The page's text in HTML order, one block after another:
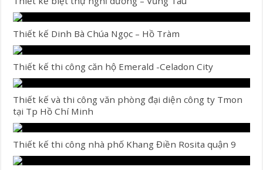
Thiết kế Dinh Bà Chúa Ngọc – Hồ Tràm
Thiết kế thi công căn hộ Emerald -Celadon City
Thiết kế và thi công văn phòng đại diện công ty Tmon
tại Tp Hồ Chí Minh
Thiết kế thi công nhà phố Khang Điền Rosita quận 9